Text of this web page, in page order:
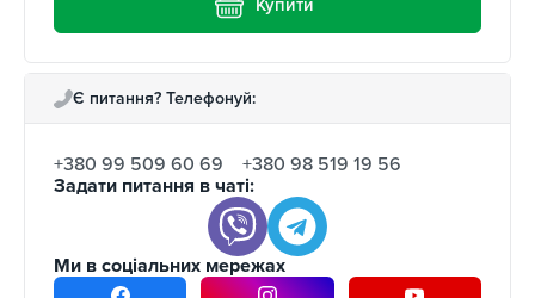
Купити
Є питання? Телефонуй:
+380 99 509 60 69
+380 98 519 19 56
Задати питання в чаті:
Ми в соціальних мережах